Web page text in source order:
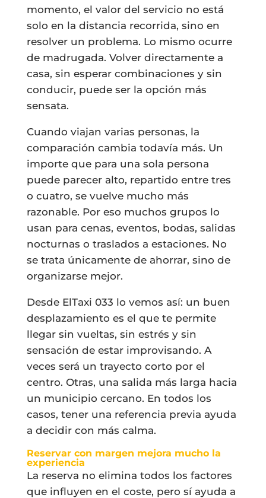
momento, el valor del servicio no está
solo en la distancia recorrida, sino en
resolver un problema. Lo mismo ocurre
de madrugada. Volver directamente a
casa, sin esperar combinaciones y sin
conducir, puede ser la opción más
sensata.
Cuando viajan varias personas, la
comparación cambia todavía más. Un
importe que para una sola persona
puede parecer alto, repartido entre tres
o cuatro, se vuelve mucho más
razonable. Por eso muchos grupos lo
usan para cenas, eventos, bodas, salidas
nocturnas o traslados a estaciones. No
se trata únicamente de ahorrar, sino de
organizarse mejor.
Desde ElTaxi 033 lo vemos así: un buen
desplazamiento es el que te permite
llegar sin vueltas, sin estrés y sin
sensación de estar improvisando. A
veces será un trayecto corto por el
centro. Otras, una salida más larga hacia
un municipio cercano. En todos los
casos, tener una referencia previa ayuda
a decidir con más calma.
Reservar con margen mejora mucho la
experiencia
La reserva no elimina todos los factores
que influyen en el coste, pero sí ayuda a